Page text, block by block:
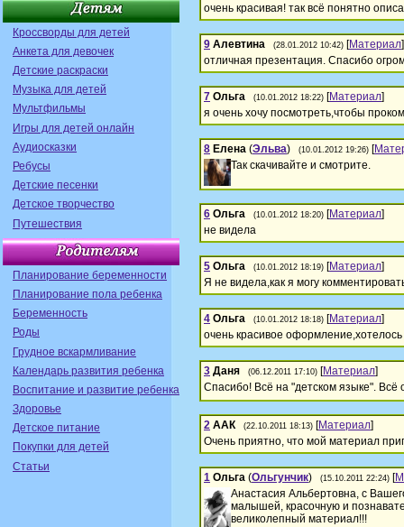
Кроссворды для детей
Анкета для девочек
Детские раскраски
Музыка для детей
Мультфильмы
Игры для детей онлайн
Аудиосказки
Ребусы
Детские песенки
Детское творчество
Путешествия
Планирование беременности
Планирование пола ребенка
Беременность
Роды
Грудное вскармливание
Календарь развития ребенка
Воспитание и развитие ребенка
Здоровье
Детское питание
Покупки для детей
Статьи
очень красивая! так всё понятно
9 Алевтина (28.01.2012 10:42) [Материал]
отличная презентация. Спасибо
7 Ольга (10.01.2012 18:22) [Материал]
я очень хочу посмотреть,чтобы
8 Елена (Эльва) (10.01.2012 19:26) [
Так скачивайте и смотрите.
6 Ольга (10.01.2012 18:20) [Материал]
не видела
5 Ольга (10.01.2012 18:19) [Материал]
Я не видела,как я могу
4 Ольга (10.01.2012 18:18) [Материал]
очень красивое
3 Даня (06.12.2011 17:10) [Материал]
Спасибо! Всё на "детском языке". Всё
2 ААК (22.10.2011 18:13) [Материал]
Очень приятно, что мой материал
1 Ольга (Ольгунчик) (15.10.2011 22:24) [
Анастасия Альбертовна, с
малышей, красочную и
великолепный материал!!!